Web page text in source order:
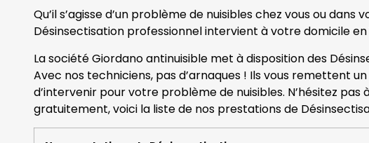
Qu’il s’agisse d’un problème de nuisibles chez vous ou
Désinsectisation professionnel intervient à votre domicile en
La société Giordano antinuisible met à disposition des
Avec nos techniciens, pas d’arnaques ! Ils vous remettent
d’intervenir pour votre problème de nuisibles. N’hésitez
gratuitement, voici la liste de nos prestations de